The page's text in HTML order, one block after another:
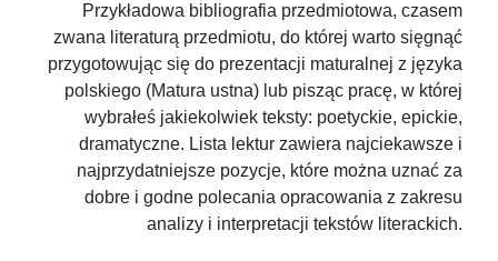
Przykładowa bibliografia przedmiotowa, czasem
zwana literaturą przedmiotu, do której warto sięgnąć
przygotowując się do prezentacji maturalnej z języka
polskiego (Matura ustna) lub pisząc pracę, w której
wybrałeś jakiekolwiek teksty: poetyckie, epickie,
dramatyczne. Lista lektur zawiera najciekawsze i
najprzydatniejsze pozycje, które można uznać za
dobre i godne polecania opracowania z zakresu
analizy i interpretacji tekstów literackich.